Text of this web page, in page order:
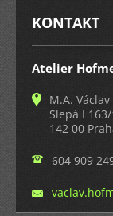
KONTAKT
Atelier
M.A.
Slepá I
142 00
604 909
vaclav.h